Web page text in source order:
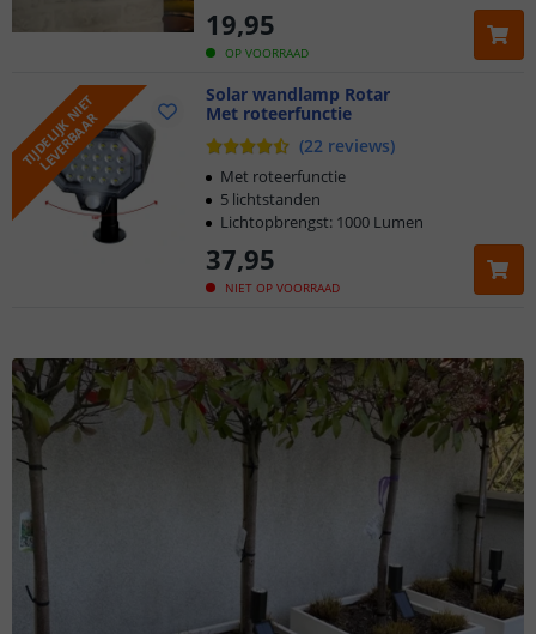
OP VOORRAAD
19,95
T
I
J
D
E
L
I
J
K
N
I
E
T
L
E
V
E
R
B
A
A
R
Solar wandlamp Rotar
Met roteerfunctie
(22 reviews)
NIET OP VOORRAAD
37,95
Met roteerfunctie
5 lichtstanden
Lichtopbrengst: 1000 Lumen